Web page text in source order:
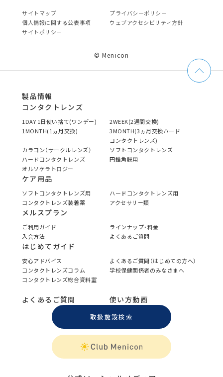
サイトマップ
プライバシーポリシー
個⼈情報に関する公表事項
ウェブアクセシビリティ方針
サイトポリシー
© Menicon
製品情報
コンタクトレンズ
1DAY 1日使い捨て(ワンデー)
2WEEK(2週間交換)
1MONTH(1ヵ月交換)
3MONTH(3ヵ月交換ハード
コンタクトレンズ)
カラコン（サークルレンズ）
ソフトコンタクトレンズ
ハードコンタクトレンズ
円錐角膜用
オルソケラトロジー
ケア用品
ソフトコンタクトレンズ用
ハードコンタクトレンズ用
コンタクトレンズ装着薬
アクセサリー類
メルスプラン
ご利用ガイド
ラインナップ・料金
入会方法
よくあるご質問
はじめてガイド
安心アドバイス
よくあるご質問（はじめての方へ）
コンタクトレンズコラム
学校保健関係者のみなさまへ
コンタクトレンズ総合資料室
よくあるご質問 使い方動画
取扱施設検索